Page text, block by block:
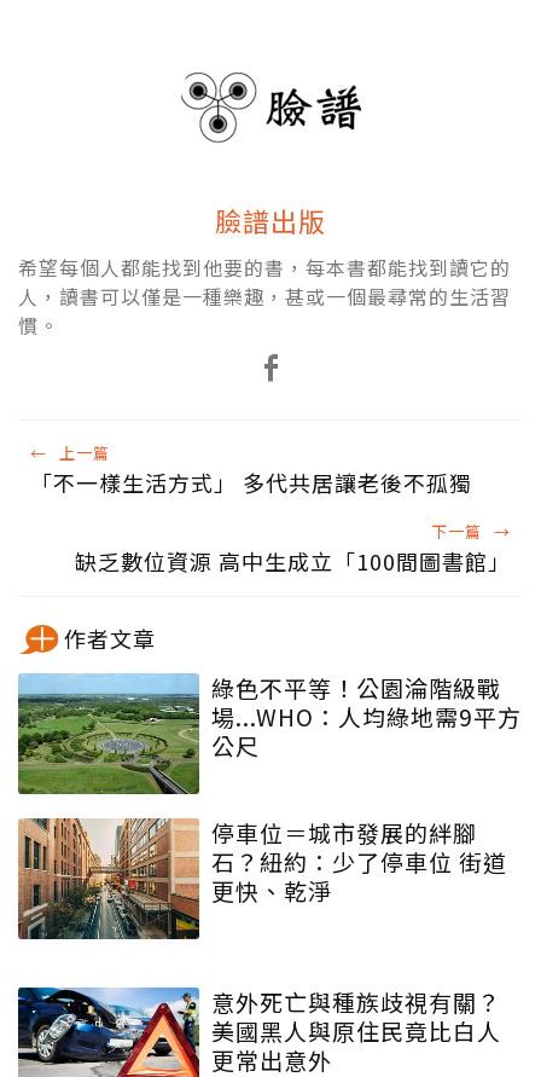
臉譜出版
希望每個人都能找到他要的書，每本書都能找到讀它的
人，讀書可以僅是一種樂趣，甚或一個最尋常的生活習
慣。
← 上一篇
「不一樣生活方式」 多代共居讓老後不孤獨
下一篇 →
缺乏數位資源 高中生成立「100間圖書館」
作者文章
綠色不平等！公園淪階級戰
場...WHO：人均綠地需9平方
公尺
停車位＝城市發展的絆腳
石？紐約：少了停車位 街道
更快、乾淨
意外死亡與種族歧視有關？
美國黑人與原住民竟比白人
更常出意外